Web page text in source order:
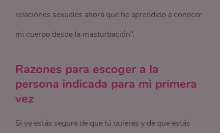
relaciones sexuales ahora que he aprendido a conocer
mi cuerpo desde la masturbación”.
Razones para escoger a la
persona indicada para mi primera
vez
Si ya estás segura de que tú quieres y de que estás